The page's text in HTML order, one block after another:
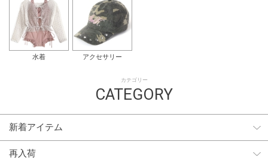
水着 アクセサリー
カテゴリー
CATEGORY
新着アイテム
再入荷